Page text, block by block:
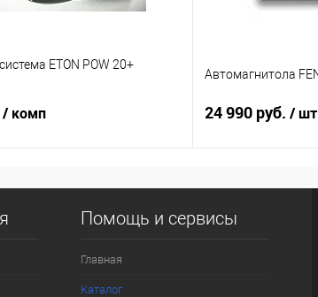
ETON POW 20+
/ комп
Автомагнитола
24 990 руб. / шт
Помощь и сервисы
Главная
Каталог